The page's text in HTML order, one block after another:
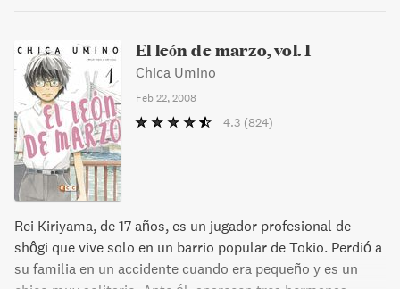
El león de marzo, vol. 1
Chica Umino
Feb 22, 2008
4.3 (824)
Rei Kiriyama, de 17 años, es un jugador profesional de
shôgi que vive solo en un barrio popular de Tokio. Perdió a
su familia en un accidente cuando era pequeño y es un